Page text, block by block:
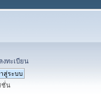
ลงทะเบียน
ชั่น